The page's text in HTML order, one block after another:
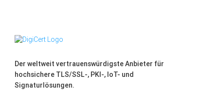
Der weltweit vertrauenswürdigste Anbieter für
hochsichere TLS/SSL-, PKI-, IoT- und
Signaturlösungen.